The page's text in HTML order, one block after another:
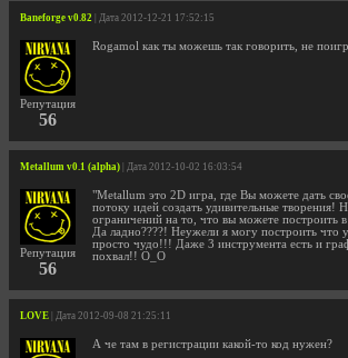
Baneforge v0.82 | Дата 2012-12-21 17:52:15
Репутация
56
Rogamol как ты можешь так говорить, не
Metallum v0.1 (alpha) | Дата 2012-10-02 16:03:54
Репутация
56
"Metallum это 2D игра, где Вы можете дать
потоку идей создать удивительные творения!
ограничений на то, что вы можете построить
Да ладно????! Неужели я могу построить что
просто чудо!!! Даже 3 инструмента есть и
похвал!! О_О
LOVE | Дата 2012-09-08 21:25:11
А че там в регистрации какой-то код нужен?